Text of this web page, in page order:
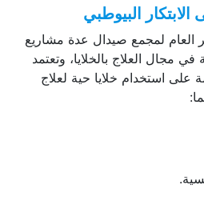
البيوطبي
العام لمجمع صيدال عدة مشاريع
مجال العلاج بالخلايا، وتعتمد
على استخدام خلايا حية لعلاج